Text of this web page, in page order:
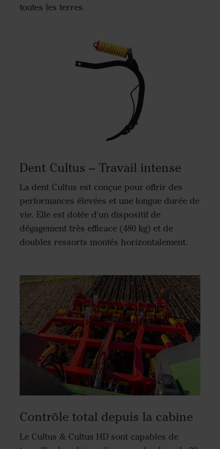
toutes les terres.
Dent Cultus – Travail intense
La dent Cultus est conçue pour offrir des
performances élevées et une longue durée de
vie. Elle est dotée d'un dispositif de
dégagement très efficace (480 kg) et de
doubles ressorts montés horizontalement.
Contrôle total depuis la cabine
Le Cultus & Cultus HD sont capables de